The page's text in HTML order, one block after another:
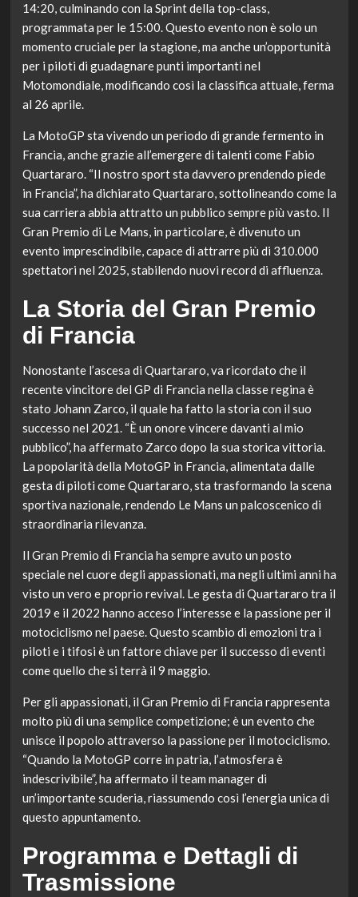
14:20, culminando con la Sprint della top-class,
programmata per le 15:00. Questo evento non è solo un
momento cruciale per la stagione, ma anche un’opportunità
per i piloti di guadagnare punti importanti nel
Motomondiale, modificando così la classifica attuale, ferma
al 26 aprile.
La MotoGP sta vivendo un periodo di grande fermento in
Francia, anche grazie all’emergere di talenti come Fabio
Quartararo. “Il nostro sport sta davvero prendendo piede
in Francia”, ha dichiarato Quartararo, sottolineando come la
sua carriera abbia attratto un pubblico sempre più vasto. Il
Gran Premio di Le Mans, in particolare, è divenuto un
evento imprescindibile, capace di attrarre più di 310.000
spettatori nel 2025, stabilendo nuovi record di affluenza.
La Storia del Gran Premio
di Francia
Nonostante l’ascesa di Quartararo, va ricordato che il
recente vincitore del GP di Francia nella classe regina è
stato Johann Zarco, il quale ha fatto la storia con il suo
successo nel 2021. “È un onore vincere davanti al mio
pubblico”, ha affermato Zarco dopo la sua storica vittoria.
La popolarità della MotoGP in Francia, alimentata dalle
gesta di piloti come Quartararo, sta trasformando la scena
sportiva nazionale, rendendo Le Mans un palcoscenico di
straordinaria rilevanza.
Il Gran Premio di Francia ha sempre avuto un posto
speciale nel cuore degli appassionati, ma negli ultimi anni ha
visto un vero e proprio revival. Le gesta di Quartararo tra il
2019 e il 2022 hanno acceso l’interesse e la passione per il
motociclismo nel paese. Questo scambio di emozioni tra i
piloti e i tifosi è un fattore chiave per il successo di eventi
come quello che si terrà il 9 maggio.
Per gli appassionati, il Gran Premio di Francia rappresenta
molto più di una semplice competizione; è un evento che
unisce il popolo attraverso la passione per il motociclismo.
“Quando la MotoGP corre in patria, l’atmosfera è
indescrivibile”, ha affermato il team manager di
un’importante scuderia, riassumendo così l’energia unica di
questo appuntamento.
Programma e Dettagli di
Trasmissione